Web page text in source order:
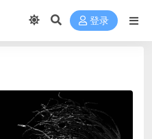
登录